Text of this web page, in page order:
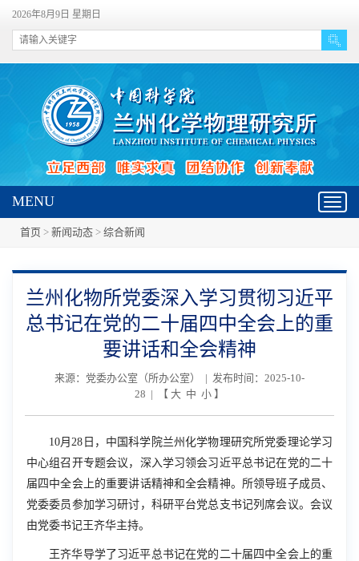
2026年8月9日 星期日
MENU
首页 > 新闻动态 > 综合新闻
兰州化物所党委深入学习贯彻习近平
总书记在党的二十届四中全会上的重
要讲话和全会精神
来源：党委办公室（所办公室） | 发布时间：2025-10-
28 | 【 大 中 小 】
10月28 日，中国科学院兰州化学物理研究所党委理论学习
中心组召开专题会议，深入学习领会习近平总书记在党的二十
届四中全会上的重要讲话精神和全会精神。所领导班子成员、
党委委员参加学习研讨，科研平台党总支书记列席会议。会议
由党委书记王齐华主持。
王齐华导学了习近平总书记在党的二十届四中全会上的重